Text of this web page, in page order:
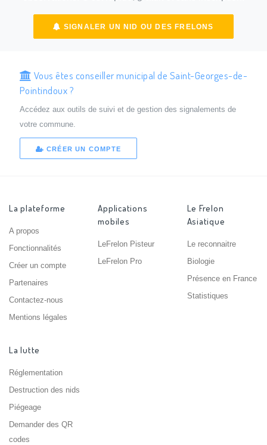
SIGNALER UN NID OU DES FRELONS
Vous êtes conseiller municipal de Saint-Georges-de-
Pointindoux ?
Accédez aux outils de suivi et de gestion des signalements de
votre commune.
CRÉER UN COMPTE
La plateforme
A propos
Fonctionnalités
Créer un compte
Partenaires
Contactez-nous
Mentions légales
Applications
mobiles
LeFrelon Pisteur
LeFrelon Pro
Le Frelon
Asiatique
Le reconnaitre
Biologie
Présence en France
Statistiques
La lutte
Réglementation
Destruction des nids
Piégeage
Demander des QR
codes